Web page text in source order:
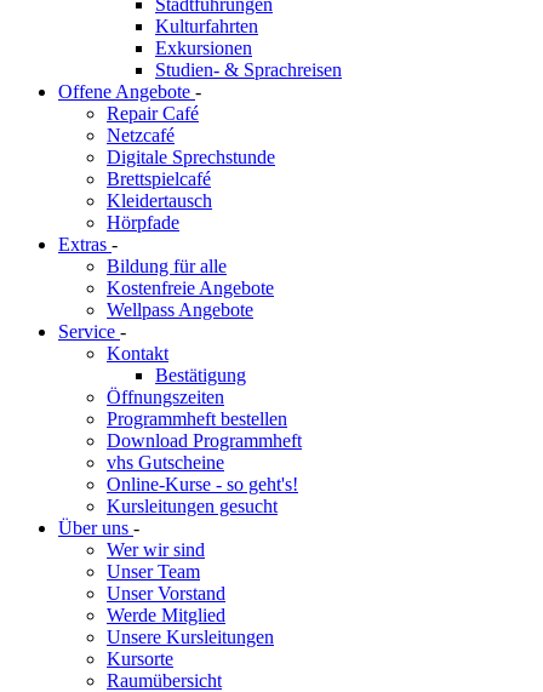
Stadtführungen
Kulturfahrten
Exkursionen
Studien- & Sprachreisen
Offene Angebote -
Repair Café
Netzcafé
Digitale Sprechstunde
Brettspielcafé
Kleidertausch
Hörpfade
Extras -
Bildung für alle
Kostenfreie Angebote
Wellpass Angebote
Service -
Kontakt
Bestätigung
Öffnungszeiten
Programmheft bestellen
Download Programmheft
vhs Gutscheine
Online-Kurse - so geht's!
Kursleitungen gesucht
Über uns -
Wer wir sind
Unser Team
Unser Vorstand
Werde Mitglied
Unsere Kursleitungen
Kursorte
Raumübersicht